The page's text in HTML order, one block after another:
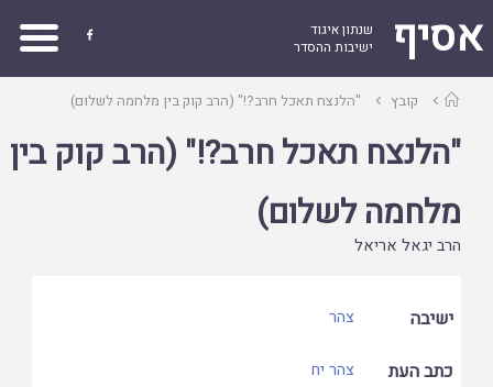
אסיף
שנתון איגוד
ישיבות ההסדר

עמודקובץ "הלנצח תאכל חרב?!" (הרב קוק בין מלחמה לשלום)
"הלנצח תאכל חרב?!" (הרב קוק בין
מלחמה לשלום)
הרב יגאל אריאל
ישיבה צהר
כתב העת צהר יח